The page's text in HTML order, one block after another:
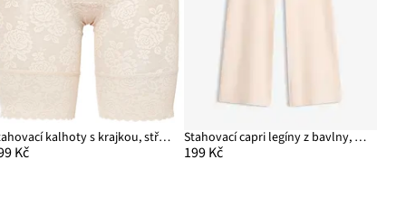
Stahovací kalhoty s krajkou, střední tvarující efekt
Kč
Stahovací capri legíny z bavlny, lehký tvarující efekt
199 Kč